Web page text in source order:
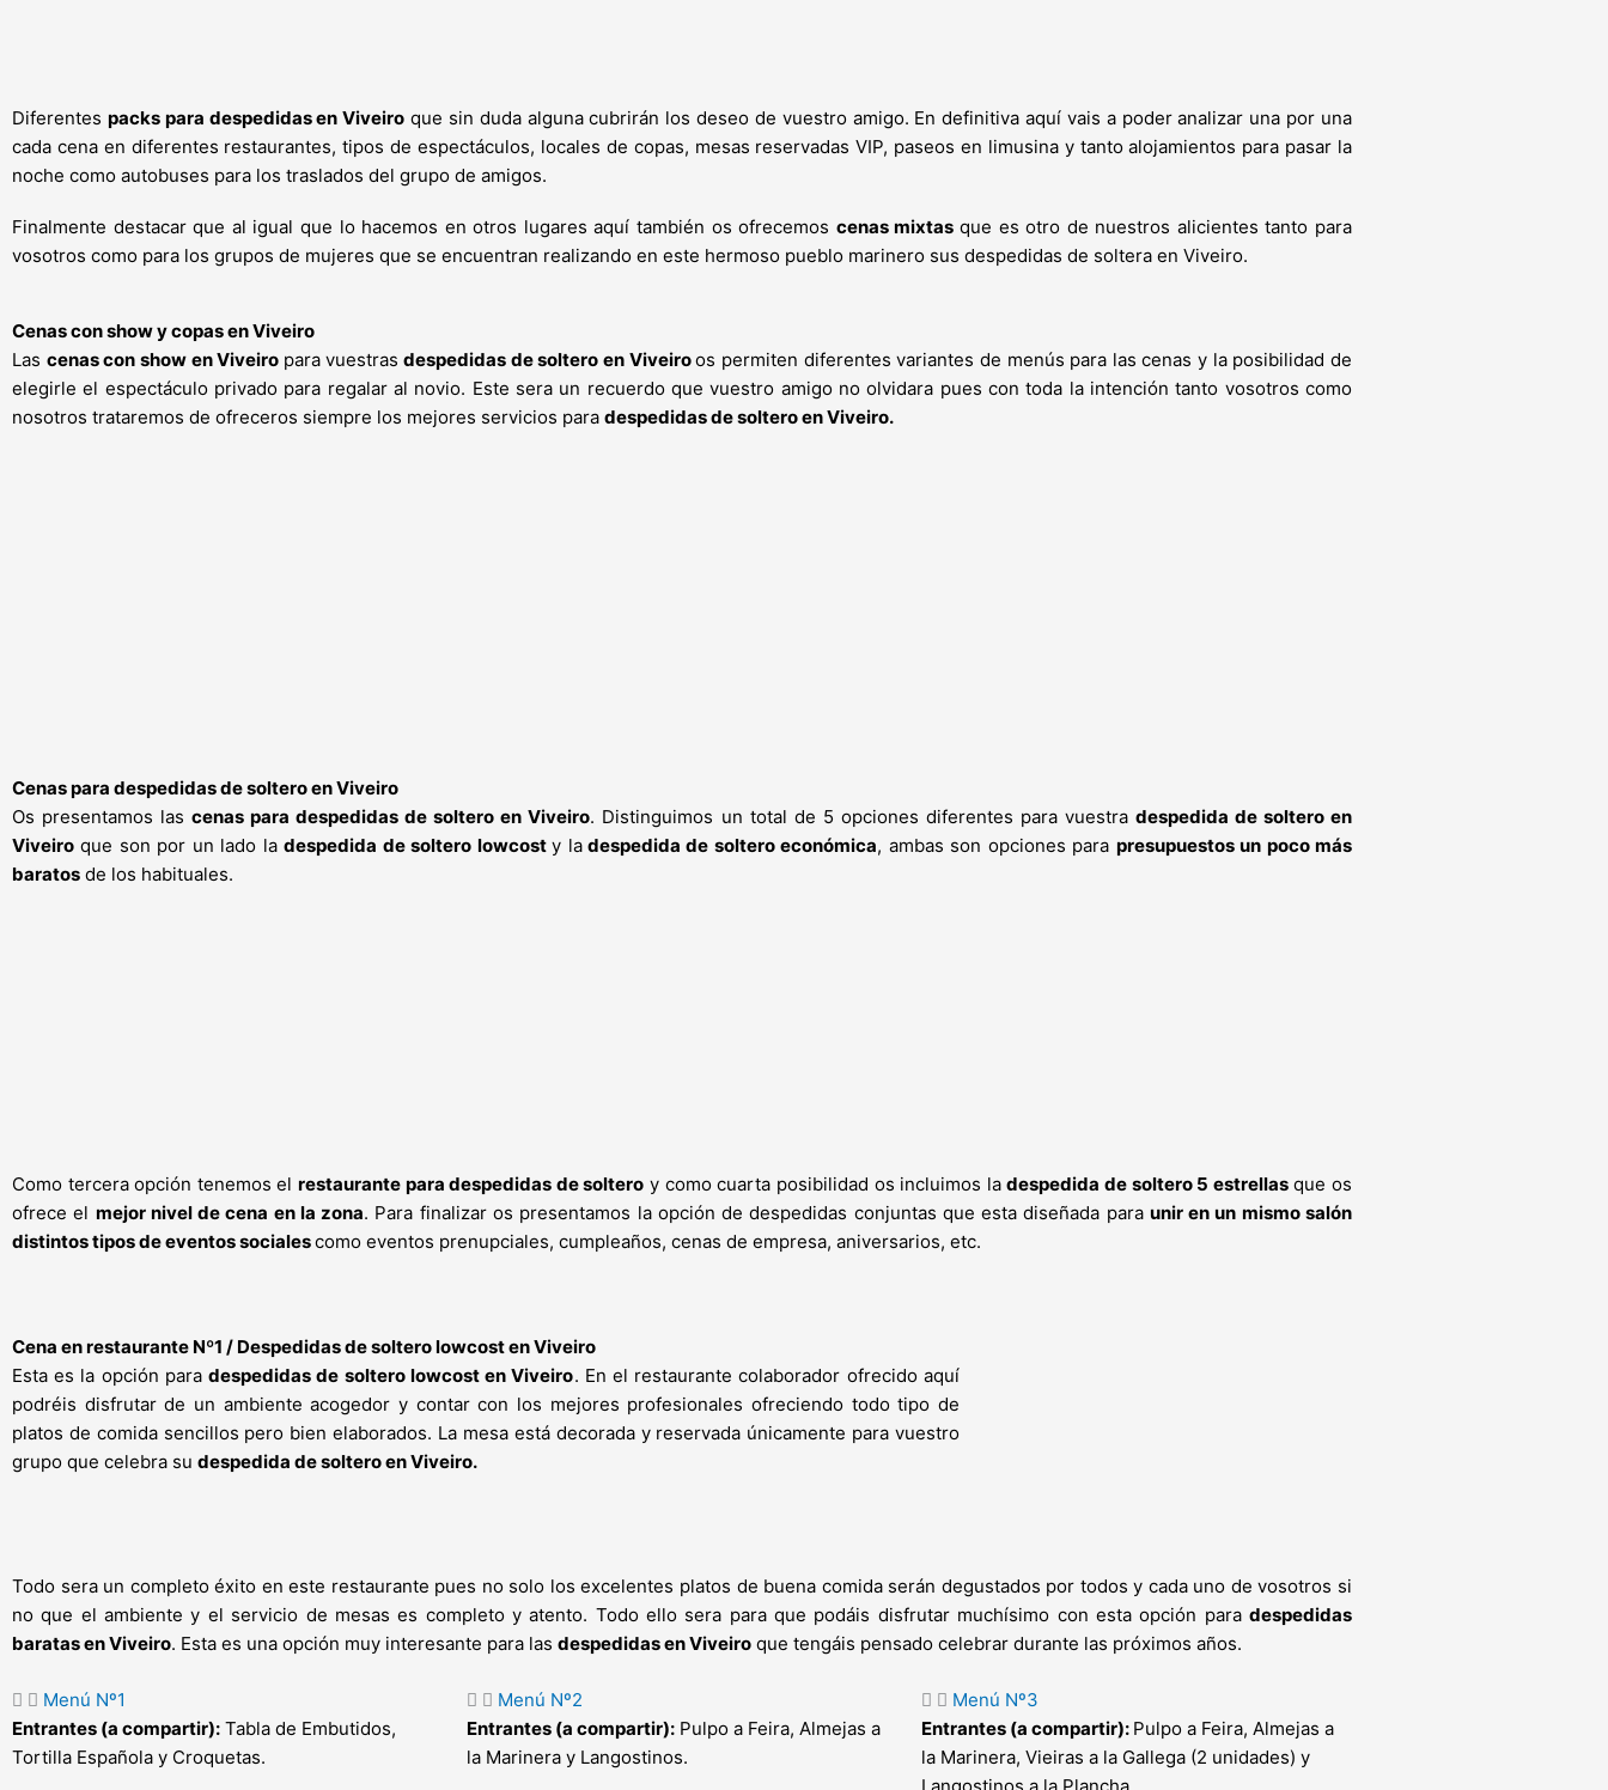
Diferentes packs para despedidas en Viveiro que sin duda alguna cubrirán los deseo de vuestro amigo. En definitiva aquí vais a poder analizar una por una
cada cena en diferentes restaurantes, tipos de espectáculos, locales de copas, mesas reservadas VIP, paseos en limusina y tanto alojamientos para pasar la
noche como autobuses para los traslados del grupo de amigos.
Finalmente destacar que al igual que lo hacemos en otros lugares aquí también os ofrecemos cenas mixtas que es otro de nuestros alicientes tanto para
vosotros como para los grupos de mujeres que se encuentran realizando en este hermoso pueblo marinero sus despedidas de soltera en Viveiro.
Cenas con show y copas en Viveiro
Las cenas con show en Viveiro para vuestras despedidas de soltero en Viveiroos permiten diferentes variantes de menús para las cenas y la posibilidad de
elegirle el espectáculo privado para regalar al novio. Este sera un recuerdo que vuestro amigo no olvidara pues con toda la intención tanto vosotros como
nosotros trataremos de ofreceros siempre los mejores servicios para despedidas de soltero en Viveiro.
Cenas para despedidas de soltero en Viveiro
Os presentamos lascenas para despedidas de soltero en Viveiro. Distinguimos un total de 5 opciones diferentes para vuestra despedida de soltero en
Viveiro que son por un lado ladespedida de soltero lowcosty ladespedida de soltero económica, ambas son opciones para presupuestos un poco más
baratos de los habituales.
Como tercera opción tenemos elrestaurante para despedidas de soltero y como cuarta posibilidad os incluimos ladespedida de soltero 5 estrellasque os
ofrece el mejor nivel de cena en la zona. Para finalizar os presentamos la opción de despedidas conjuntas que esta diseñada para unir en un mismo salón
distintos tipos de eventos socialescomo eventos prenupciales, cumpleaños, cenas de empresa, aniversarios, etc.
Cena en restaurante Nº1 / Despedidas de soltero lowcost en Viveiro
Esta es la opción paradespedidas de soltero lowcost en Viveiro. En el restaurante colaborador ofrecido aquí
podréis disfrutar de un ambiente acogedor y contar con los mejores profesionales ofreciendo todo tipo de
platos de comida sencillos pero bien elaborados. La mesa está decorada y reservada únicamente para vuestro
grupo que celebra su despedida de soltero en Viveiro.
Todo sera un completo éxito en este restaurante pues no solo los excelentes platos de buena comida serán degustados por todos y cada uno de vosotros si
no que el ambiente y el servicio de mesas es completo y atento. Todo ello sera para que podáis disfrutar muchísimo con esta opción para despedidas
baratas en Viveiro. Esta es una opción muy interesante para las despedidas en Viveiro que tengáis pensado celebrar durante las próximos años.
Menú Nº1
Entrantes (a compartir): Tabla de Embutidos,
Tortilla Española y Croquetas.
Menú Nº2
Entrantes (a compartir):Pulpo a Feira, Almejas a
la Marinera y Langostinos.
Menú Nº3
Entrantes (a compartir): Pulpo a Feira, Almejas a
la Marinera, Vieiras a la Gallega (2 unidades) y